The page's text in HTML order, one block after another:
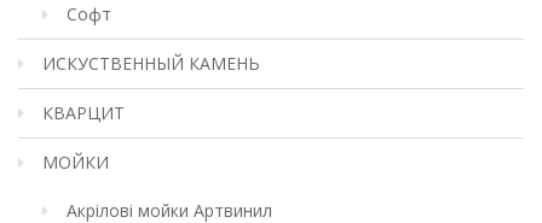
Софт
ИСКУСТВЕННЫЙ КАМЕНЬ
КВАРЦИТ
МОЙКИ
Акрілові мойки Артвинил